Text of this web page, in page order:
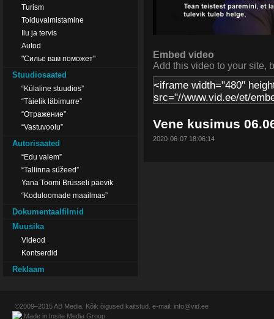
Turism
Toiduvalmistamine
Ilu ja tervis
Autod
"Силье вам поможет"
Stuudiosaated
“Külaline stuudios”
“Täielik läbimurre”
“Отражение”
“Vastuvoolu”
Autorisaated
“Edu valem”
“Tallinna süžeed”
Yana Toomi Brüsseli päevik
“Koduloomade maailmas”
Dokumentaalfilmid
Muusika
Videod
Kontserdid
Reklaam
Embed video
Add this video to your site,
Vene kusimus
2020-06-07 18:06:14
©2009–2015AB Media . Kõik õigused kaitstud. e-mail: info@vid.ee
Made in Insite Media Group